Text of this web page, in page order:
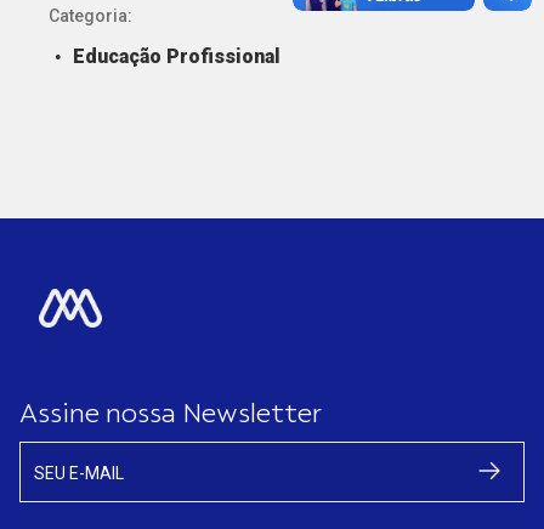
Categoria:
Educação Profissional
Assine nossa Newsletter
SEU E-MAIL